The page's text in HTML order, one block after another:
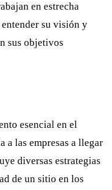
en estrecha
su visión y
sus objetivos
esencial en el
a las empresas a llegar
diversas estrategias
de un sitio en los